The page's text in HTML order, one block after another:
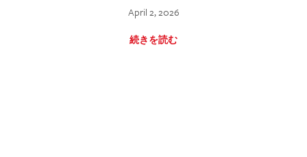
April 2, 2026
続きを読む